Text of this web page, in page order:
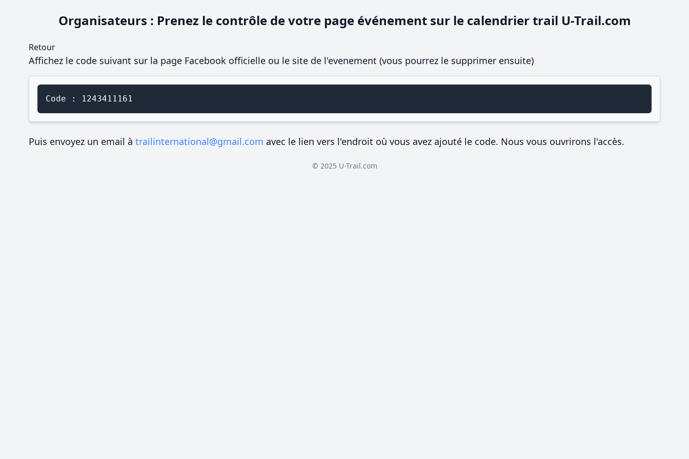
Organisateurs : Prenez le contrôle de votre page événement sur le calendrier trail U-Trail.com
Retour
Affichez le code suivant sur la page Facebook officielle ou le site de l'evenement (vous pourrez le supprimer ensuite)
Code : 1243411161
Puis envoyez un email à trailinternational@gmail.com avec le lien vers l'endroit où vous avez ajouté le code. Nous vous ouvrirons l'accès.
© 2025 U-Trail.com